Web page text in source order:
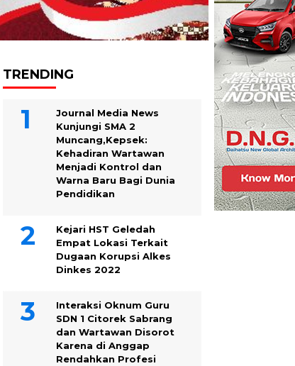
TRENDING
Journal Media News
Kunjungi SMA 2
Muncang,Kepsek:
Kehadiran Wartawan
Menjadi Kontrol dan
Warna Baru Bagi Dunia
Pendidikan
Kejari HST Geledah
Empat Lokasi Terkait
Dugaan Korupsi Alkes
Dinkes 2022
Interaksi Oknum Guru
SDN 1 Citorek Sabrang
dan Wartawan Disorot
Karena di Anggap
Rendahkan Profesi